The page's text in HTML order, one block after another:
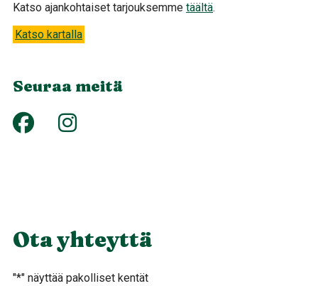
Katso ajankohtaiset tarjouksemme täältä.
Katso kartalla
Seuraa meitä
Ota yhteyttä
"*" näyttää pakolliset kentät